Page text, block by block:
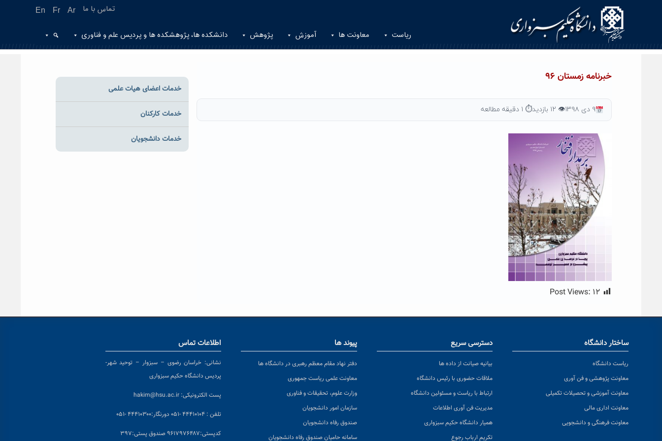
En Fr Ar تماس با ما
ریاست معاونت ها آموزش پژوهش دانشکده ها، پژوهشکده ها و پردیس علم و فناوری
خبرنامه زمستان ۹۶
۹ دی ۱۳۹۸ 👁 ۱۲ بازدید ⏱ ۱ دقیقه مطالعه
Post Views: ۱۲
خدمات اعضای هیات علمی
خدمات کارکنان
خدمات دانشجویان
ساختار دانشگاه
ریاست دانشگاه
معاونت پژوهشی و فن آوری
معاونت آموزشی و تحصیلات تکمیلی
معاونت اداری مالی
معاونت فرهنگی و دانشجویی
دسترسی سریع
بیانیه صیانت از داده ها
ملاقات حضوری با رئیس دانشگاه
ارتباط با ریاست و مسئولین دانشگاه
مدیریت فن آوری اطلاعات
همیار دانشگاه حکیم سبزواری
تکریم ارباب رجوع
پیوند ها
دفتر نهاد مقام معظم رهبری در دانشگاه ها
معاونت علمی ریاست جمهوری
وزارت علوم، تحقیقات و فناوری
سازمان امور دانشجویان
صندوق رفاه دانشجویان
سامانه حامیان صندوق رفاه دانشجویان
اطلاعات تماس
نشانی: خراسان رضوی – سبزوار – توحید شهر-
پردیس دانشگاه حکیم سبزواری
پست الکترونیکی: hakim@hsu.ac.ir
تلفن : ۴۴۴۱۰۱۰۴ -۰۵۱ دورنگار:۴۴۴۱۰۳۰۰ -۰۵۱
کدپستی:۹۶۱۷۹۷۶۴۸۷ صندوق پستی:۳۹۷